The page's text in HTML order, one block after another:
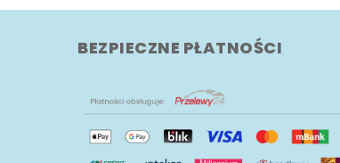
BEZPIECZNE PŁATNOŚCI